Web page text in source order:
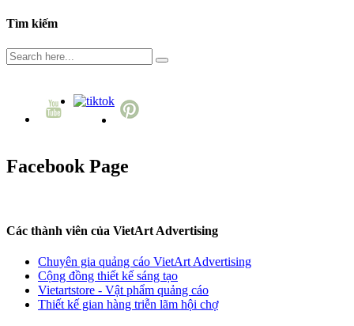
Tìm kiếm
Facebook Page
Các thành viên của VietArt Advertising
Chuyên gia quảng cáo VietArt Advertising
Cộng đồng thiết kế sáng tạo
Vietartstore - Vật phẩm quảng cáo
Thiết kế gian hàng triễn lãm hội chợ